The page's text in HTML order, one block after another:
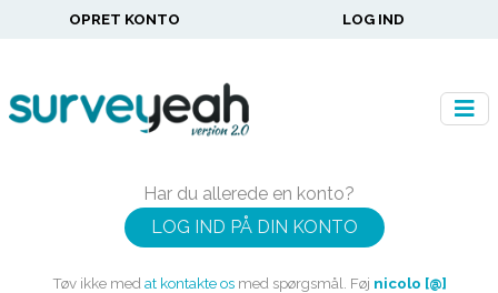
OPRET KONTO LOG IND
Har du allerede en konto?
LOG IND PÅ DIN KONTO
Tøv ikke med at kontakte osmed spørgsmål. Føj nicolo [@]